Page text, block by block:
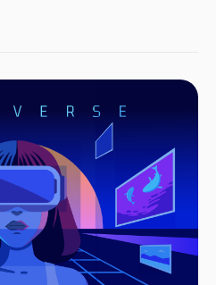
국 텐센트, 일본 소니에 이어 매출 기준
of Warcraft)’, ‘오버워치(Overwatch)’,
로(Diablo)’ 같은 유명 게임 타이틀과
보유하고 있다.